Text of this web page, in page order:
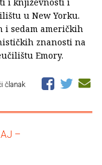
u New Yorku.
i sedam američkih
znanosti na
Emory.
članak
–